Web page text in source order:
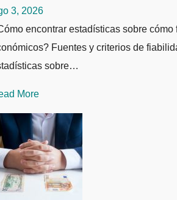
3, 2026
encontrar estadísticas sobre
Fuentes y criterios de
sobre…
More